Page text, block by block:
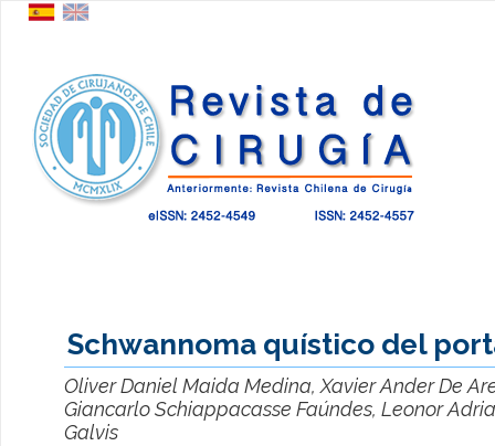
Schwannoma quístico del
Oliver Daniel Maida Medina, Xavier Ander De
Giancarlo Schiappacasse Faúndes, Leonor
Galvis